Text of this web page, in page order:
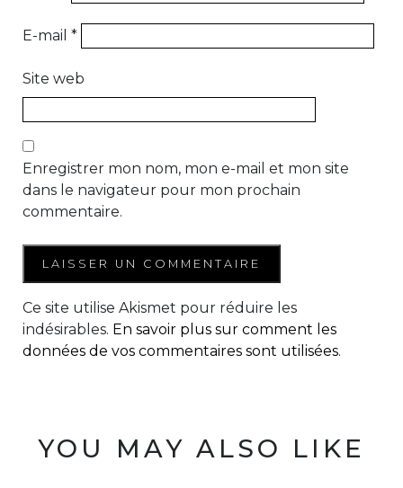
E-mail *
Site web
Enregistrer mon nom, mon e-mail et mon site
dans le navigateur pour mon prochain
commentaire.
Ce site utilise Akismet pour réduire les
indésirables. En savoir plus sur comment les
données de vos commentaires sont utilisées.
YOU MAY ALSO LIKE